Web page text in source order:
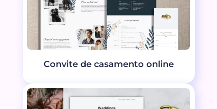
Convite de casamento online